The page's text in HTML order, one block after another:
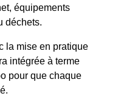
équipements
déchets.
la mise en pratique
intégrée à terme
pour que chaque